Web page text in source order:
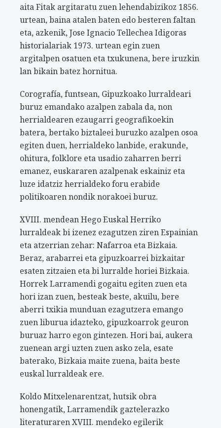
aita Fitak argitaratu zuen lehendabizikoz 1856.
urtean, baina atalen baten edo besteren faltan
eta, azkenik, Jose Ignacio Tellechea Idigoras
historialariak 1973. urtean egin zuen
argitalpen osatuen eta txukunena, bere iruzkin
lan bikain batez hornitua.
Corografía, funtsean, Gipuzkoako lurraldeari
buruz emandako azalpen zabala da, non
herrialdearen ezaugarri geografikoekin
batera, bertako biztaleei buruzko azalpen osoa
egiten duen, herrialdeko lanbide, erakunde,
ohitura, folklore eta usadio zaharren berri
emanez, euskararen azalpenak eskainiz eta
luze idatziz herrialdeko foru erabide
politikoaren nondik norakoei buruz.
XVIII. mendean Hego Euskal Herriko
lurraldeak bi izenez ezagutzen ziren Espainian
eta atzerrian zehar: Nafarroa eta Bizkaia.
Beraz, arabarrei eta gipuzkoarrei bizkaitar
esaten zitzaien eta bi lurralde horiei Bizkaia.
Horrek Larramendi gogaitu egiten zuen eta
hori izan zuen, besteak beste, akuilu, bere
aberri txikia munduan ezagutzera emango
zuen liburua idazteko, gipuzkoarrok geuron
buruaz harro egon gintezen. Hori bai, aukera
zuenean argi uzten zuen asko zela, esate
baterako, Bizkaia maite zuena, baita beste
euskal lurraldeak ere.
Koldo Mitxelenarentzat, hutsik obra
honengatik, Larramendik gaztelerazko
literaturaren XVIII. mendeko egilerik